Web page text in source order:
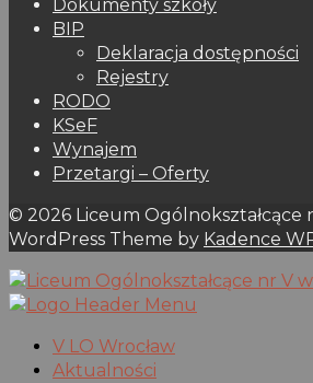
Dokumenty szkoły
BIP
Deklaracja dostępności
Rejestry
RODO
KSeF
Wynajem
Przetargi – Oferty
© 2026 Liceum Ogólnokształcące
WordPress Theme by Kadence
V LO Wrocław
Aktualności